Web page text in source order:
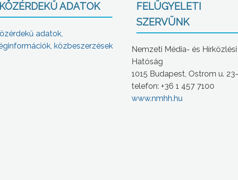
KÖZÉRDEKŰ ADATOK
adatok,
közbeszerzések
FELÜGYELETI
SZERVÜNK
Nemzeti Média- és Hírközlési
Hatóság
1015 Budapest, Ostrom u.
telefon: +36 1 457 7100
www.nmhh.hu